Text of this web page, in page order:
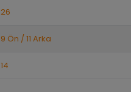
26
9 Ön / 11 Arka
14